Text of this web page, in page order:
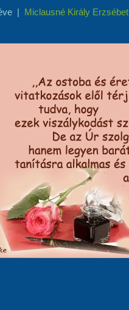
| Miclausné Király Erzsébet